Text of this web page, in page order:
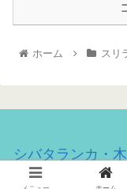
ホーム スリ
シバタランカ・
© 2020 シバタラン